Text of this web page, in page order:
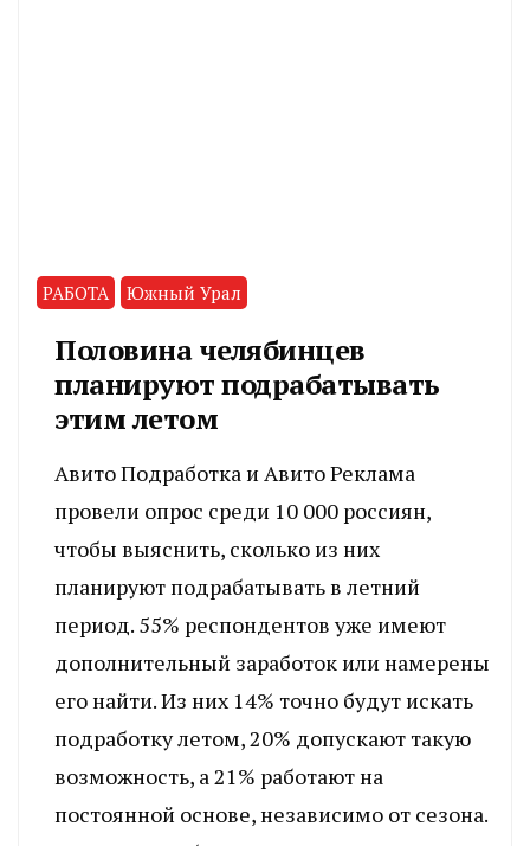
РАБОТА Южный Урал
Половина челябинцев
планируют подрабатывать
этим летом
Авито Подработка и Авито Реклама
провели опрос среди 10 000 россиян,
чтобы выяснить, сколько из них
планируют подрабатывать в летний
период. 55% респондентов уже имеют
дополнительный заработок или намерены
его найти. Из них 14% точно будут искать
подработку летом, 20% допускают такую
возможность, а 21% работают на
постоянной основе, независимо от сезона.